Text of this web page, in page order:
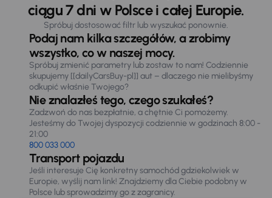
ciągu 7 dni w Polsce i całej Europie.
Spróbuj dostosować filtr lub wyszukać ponownie.
Podaj nam kilka szczegółów, a zrobimy
wszystko, co w naszej mocy.
Spróbuj zmienić parametry lub zostaw to nam! Codziennie
skupujemy [[dailyCarsBuy-pl]] aut – dlaczego nie mielibyśmy
odkupić właśnie Twojego?
Nie znalazłeś tego, czego szukałeś?
Zadzwoń do nas bezpłatnie, a chętnie Ci pomożemy.
Jesteśmy do Twojej dyspozycji codziennie w godzinach 8:00 -
21:00
800 033 000
Transport pojazdu
Jeśli interesuje Cię konkretny samochód gdziekolwiek w
Europie, wyślij nam link! Znajdziemy dla Ciebie podobny w
Polsce lub sprowadzimy go z zagranicy.